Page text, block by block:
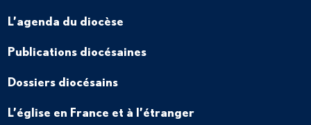
L’agenda du diocèse
Publications diocésaines
Dossiers diocésains
L’église en France et à l’étranger